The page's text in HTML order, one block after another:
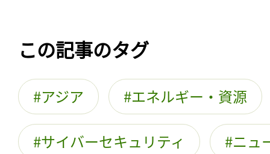
この記事のタグ
アジア エネルギー・資源
サイバーセキュリティ ニュ